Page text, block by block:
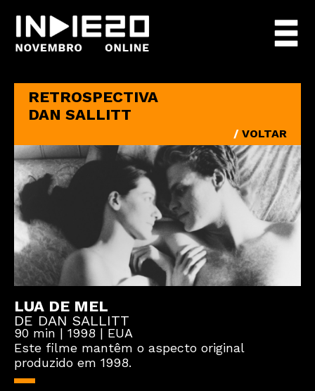
RETROSPECTIVA
DAN SALLITT
/ VOLTAR
LUA DE MEL
DE DAN SALLITT
90 min | 1998 | EUA
Este filme mantêm o aspecto original
produzido em 1998.